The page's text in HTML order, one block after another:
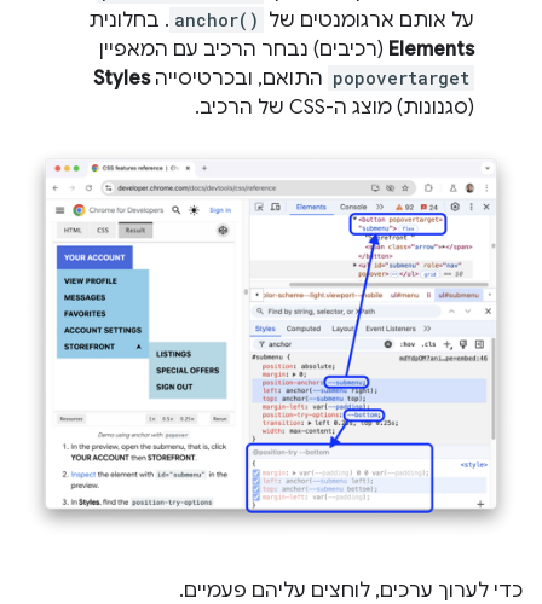
על אותם ארגומנטים של anchor() . בחלונית
Elements (רכיבים) נבחר הרכיב עם המאפיין
popovertarget התואם, ובכרטיסייהStyles
(סגנונות) מוצג ה-CSS של הרכיב.
כדי לערוך ערכים, לוחצים עליהם פעמיים.